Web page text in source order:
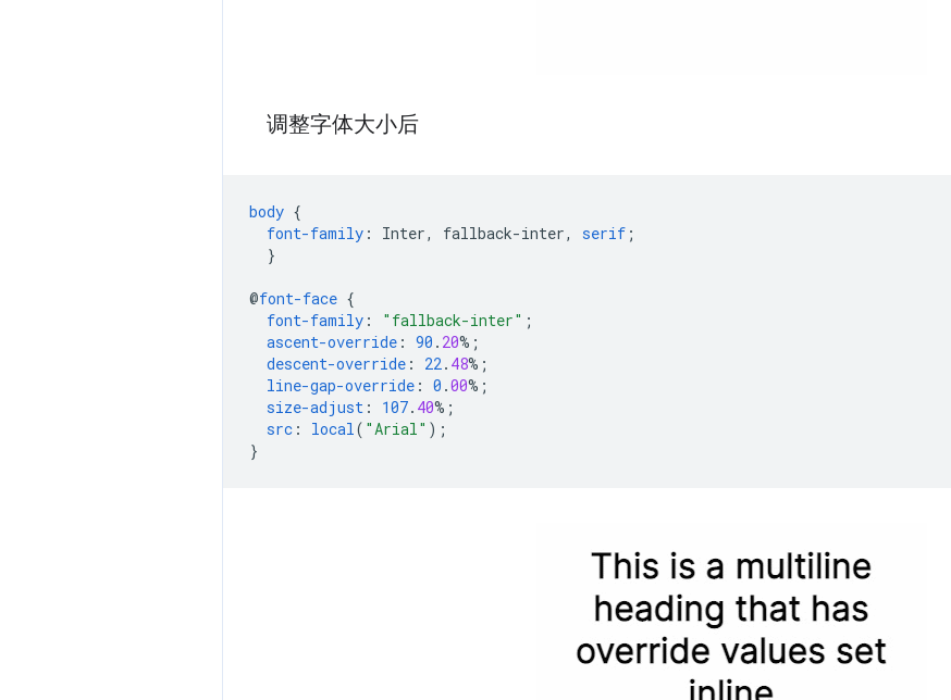
调整字体大小后
body {
font-family : Inter, fallback-inter, serif ;
}
@font-face {
font-family : "fallback-inter" ;
ascent-override : 90 . 20%;
descent-override : 22. 48%;
line-gap-override : 0 .00%;
size-adjust : 107. 40%;
src : local( "Arial" );
}